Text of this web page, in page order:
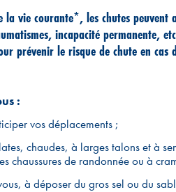
la vie courante*, les chutes peuvent
incapacité permanente,
prévenir le risque de chute en cas
:
vos déplacements ;
chaudes, à larges talons et à
chaussures de randonnée ou à
à déposer du gros sel ou du